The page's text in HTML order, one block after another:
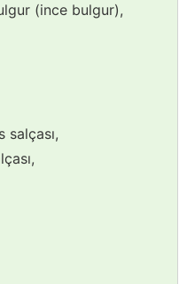
(ince bulgur),
salçası,